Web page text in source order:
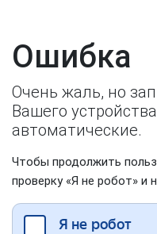
Ошибка
Очень жаль, но
Вашего
автоматические.
Чтобы продолжить
проверку «Я не робот» и